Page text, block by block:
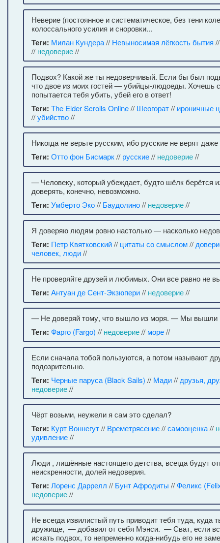
Неверие (постоянное и систематическое, без тени
колоссального усилия и сноровки...
Теги: Милан Кундера// Невыносимая лёгкость бытия
// недоверие//
Подвох? Какой же ты недоверчивый. Если бы был
что двое из моих гостей — убийцы-людоеды. Хочешь
попытается тебя убить, убей его в ответ!
Теги: The Elder Scrolls Online// Шеогорат// ироничные
//убийство//
Никогда не верьте русским, ибо русские не верят
Теги: Отто фон Бисмарк// русские// недоверие//
— Человеку, который убеждает, будто шёлк берётся
доверять, конечно, невозможно.
Теги: Умберто Эко// Баудолино// недоверие//
Я доверяю людям ровно настолько — насколько
Теги: Петр Квятковский// цитаты со смыслом//
человек, люди//
Не проверяйте друзей и любимых. Они все равно не
Теги: Антуан де Сент-Экзюпери// недоверие//
— Не доверяй тому, что вышло из моря. — Мы вышли
Теги: Фарго (Fargo) // недоверие// море//
Если сначала тобой пользуются, а потом называют
подозрительно.
Теги: Черные паруса (Black Sails) // Мади// друзья,
недоверие//
Чёрт возьми, неужели я сам это сделал?
Теги: Курт Воннегут// Времетрясение//самооценка//
удивление//
Люди , лишённые настоящего детства, всегда будут
неискренности, долей недоверия.
Теги: Лоренс Даррелл // Бунт Афродиты //Феликс
недоверие//
Не всегда извилистый путь приводит тебя туда, куда
дружище, — добавил от себя Мэнси. — Сват, если
искать подвох, то непременно когда-нибудь его не